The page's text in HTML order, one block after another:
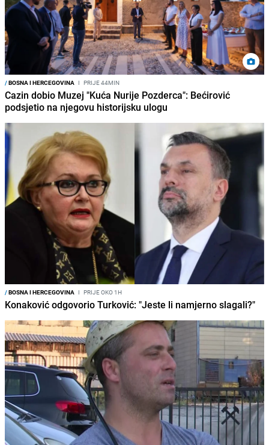
/BOSNA I HERCEGOVINA I PRIJE 44MIN
Cazin dobio Muzej "Kuća Nurije Pozderca": Bećirović
podsjetio na njegovu historijsku ulogu
/BOSNA I HERCEGOVINA I PRIJE OKO 1H
Konaković odgovorio Turković: "Jeste li namjerno slagali?"